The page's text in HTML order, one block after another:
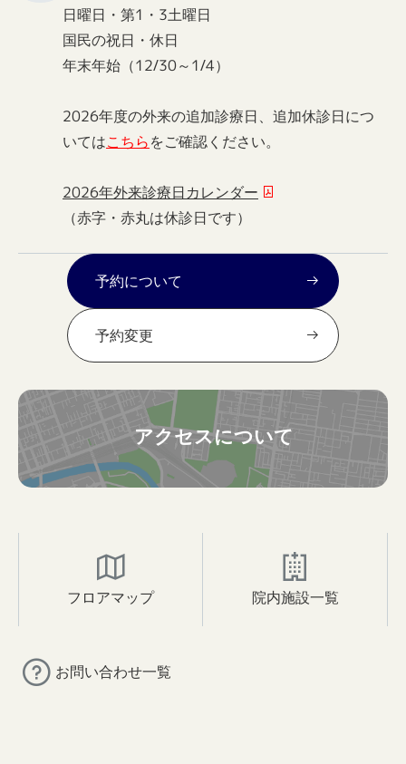
日曜日・第1・3土曜日
国民の祝日・休日
年末年始（12/30～1/4）
2026年度の外来の追加診療日、追加休診日につ
いてはこちらをご確認ください。
2026年外来診療日カレンダー
（赤字・赤丸は休診日です）
予約について
予約変更
アクセスについて
フロアマップ 院内施設一覧
お問い合わせ一覧